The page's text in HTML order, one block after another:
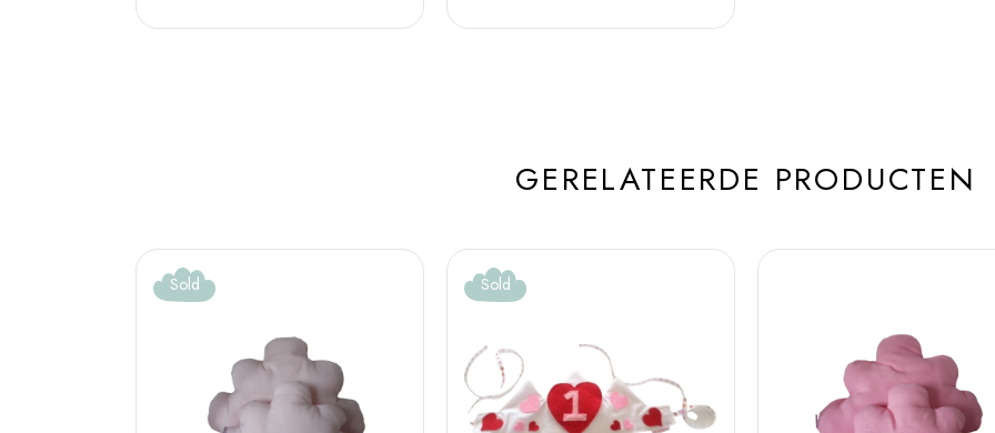
GERELATEERDE PRODUCTEN
Sold Sold